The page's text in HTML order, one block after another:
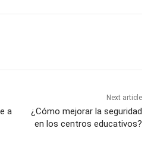
a
Next article
¿Cómo mejorar la seguridad
en los centros educativos?